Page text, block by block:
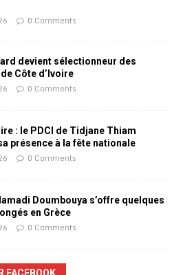
0 Comments
devient sélectionneur des
Côte d’Ivoire
0 Comments
: le PDCI de Tidjane Thiam
présence à la fête nationale
0 Comments
Doumbouya s’offre quelques
en Grèce
0 Comments